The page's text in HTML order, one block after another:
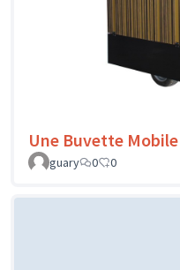
Une Buvette Mobile
guary
0 0